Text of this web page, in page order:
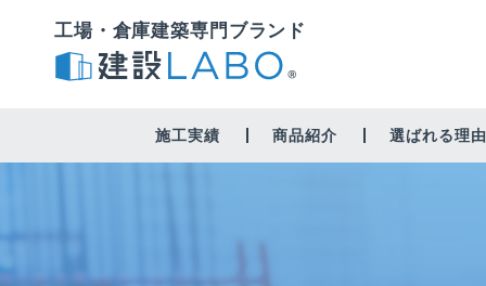
工場・倉庫建築専門ブランド
施工実績 商品紹介 選ばれる理由